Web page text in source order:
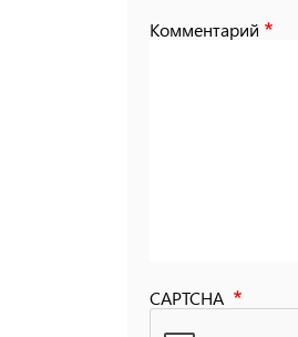
Комментарий
CAPTCHA